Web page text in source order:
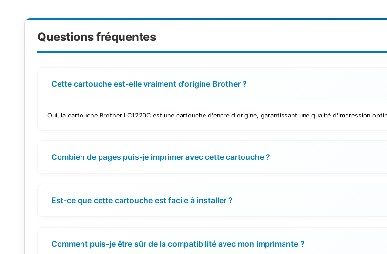
Questions fréquentes
Cette cartouche est-elle vraiment d'origine Brother ?
Oui, la cartouche Brother LC1220C est une cartouche d'encre d'origine, garantissant une qualité d'impression
Combien de pages puis-je imprimer avec cette cartouche ?
Est-ce que cette cartouche est facile à installer ?
Comment puis-je être sûr de la compatibilité avec mon imprimante ?